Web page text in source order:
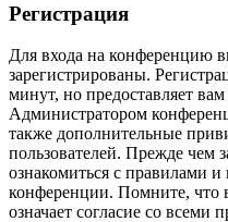
Регистрация
Для входа на конференцию
зарегистрированы.
минут, но предоставляет
Администратором
также дополнительные
пользователей. Прежде чем
ознакомиться с правилами
конференции. Помните, что
означает согласие со всеми